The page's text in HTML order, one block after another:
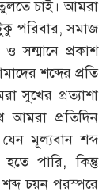
তুলতে চাই। আমরা
পরিবার, সমাজ
ও সন্মানে প্রকাশ
শব্দের প্রতি
সুখের প্রত্যাশা
আমরা প্রতিদিন
মূল্যবান শব্দ
পারি, কিন্তু
চয়ন পরস্পরে